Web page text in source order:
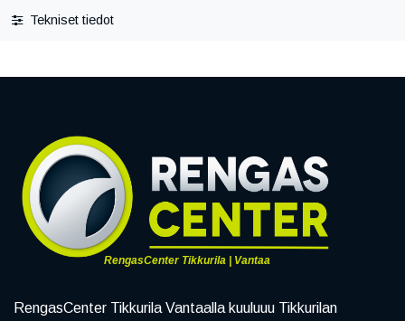
Tekniset tiedot
RengasCenter Tikkurila | Vantaa
RengasCenter Tikkurila Vantaalla kuuluuu Tikkurilan